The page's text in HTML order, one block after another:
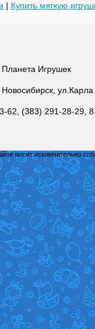
| Купить мягкую
Игрушек
ул.Карла
62, (383) 291-28-29,
носит исключительно